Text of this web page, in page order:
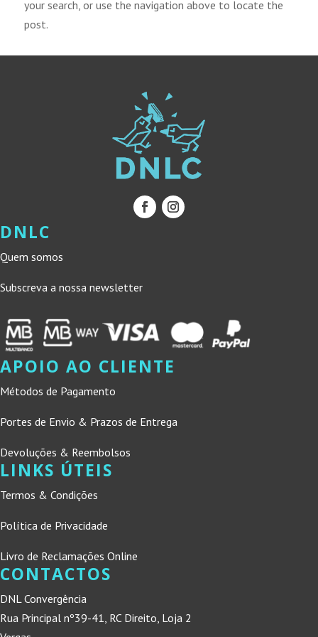
your search, or use the navigation above to locate the
post.
DNLC
Quem somos
Subscreva a nossa newsletter
APOIO AO CLIENTE
Métodos de Pagamento
Portes de Envio & Prazos de Entrega
Devoluções & Reembolsos
LINKS ÚTEIS
Termos & Condições
Política de Privacidade
Livro de Reclamações Online
CONTACTOS
DNL Convergência
Rua Principal nº39-41, RC Direito, Loja 2